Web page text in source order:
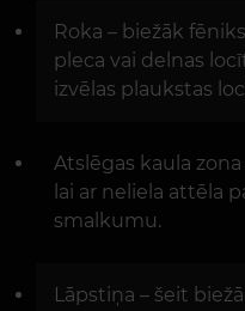
Roka – biežāk
pleca vai delnas
izvēlas plaukstas
Atslēgas kaula
lai ar neliela attēla
smalkumu.
Lāpstiņa – šeit